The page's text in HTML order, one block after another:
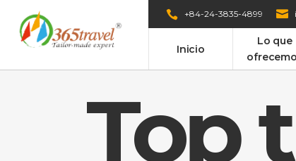
+84-24-3835-4899
Inicio
Lo que
Top